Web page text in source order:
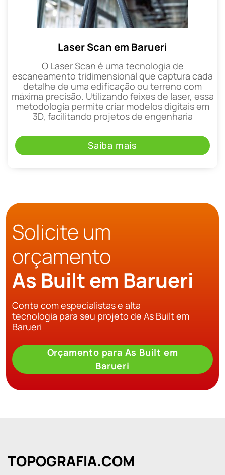
Laser Scan em Barueri
O Laser Scan é uma tecnologia de
escaneamento tridimensional que captura cada
detalhe de uma edificação ou terreno com
máxima precisão. Utilizando feixes de laser, essa
metodologia permite criar modelos digitais em
3D, facilitando projetos de engenharia
Saiba mais
Solicite um
orçamento
As Built em Barueri
Conte com especialistas e alta
tecnologia para seu projeto de As Built em
Barueri
Orçamento para As Built em
Barueri
TOPOGRAFIA.COM